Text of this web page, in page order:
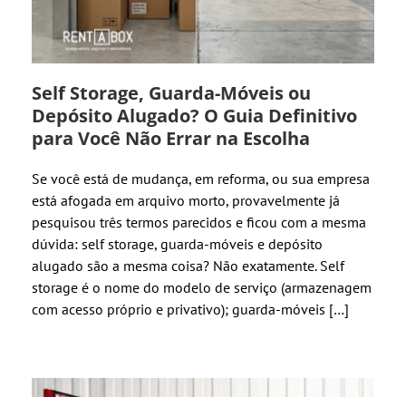
Self Storage, Guarda-Móveis ou
Depósito Alugado? O Guia Definitivo
para Você Não Errar na Escolha
Se você está de mudança, em reforma, ou sua empresa
está afogada em arquivo morto, provavelmente já
pesquisou três termos parecidos e ficou com a mesma
dúvida: self storage, guarda-móveis e depósito
alugado são a mesma coisa? Não exatamente. Self
storage é o nome do modelo de serviço (armazenagem
com acesso próprio e privativo); guarda-móveis […]